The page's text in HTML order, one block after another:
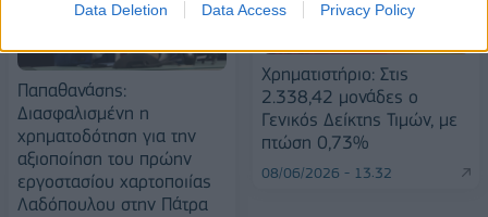
Data Deletion Data Access Privacy Policy
Παπαθανάσης:
Διασφαλισμένη η
χρηματοδότηση για την
αξιοποίηση του πρώην
εργοστασίου χαρτοποιίας
Λαδόπουλου στην Πάτρα
Χρηματιστήριο: Στις
2.338,42 μονάδες ο
Γενικός Δείκτης Τιμών, με
πτώση 0,73%
08/06/2026 - 13:32